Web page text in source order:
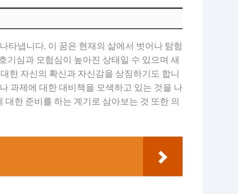
타냅니다. 이 꿈은 현재의 삶에서 벗어나 탐험
기심과 모험심이 높아진 상태일 수 있으며 새
한 자신의 확신과 자신감을 상징하기도 합니
과제에 대한 대비책을 모색하고 있는 것을 나
한 준비를 하는 계기로 삼아보는 것 또한 의